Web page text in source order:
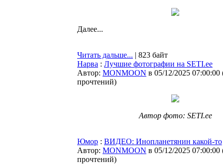
Далее...
Читать дальше... | 823 байт
Нарва : Лучшие фотографии на SETI.ee
Автор: MONMOON в 05/12/2025 07:00:00
прочтений)
Автор фото: SETI.ee
Юмор : ВИДЕО: Инопланетянин какой-то
Автор: MONMOON в 05/12/2025 07:00:00
прочтений)